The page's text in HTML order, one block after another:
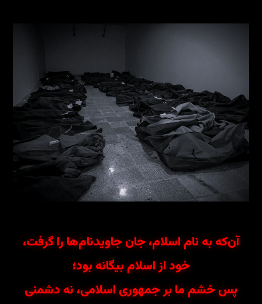
آن‌که به نام اسلام، جان جاویدنام‌ها را گرفت،
خود از اسلام بیگانه بود؛
پس خشم ما بر جمهوری اسلامی، نه دشمنی